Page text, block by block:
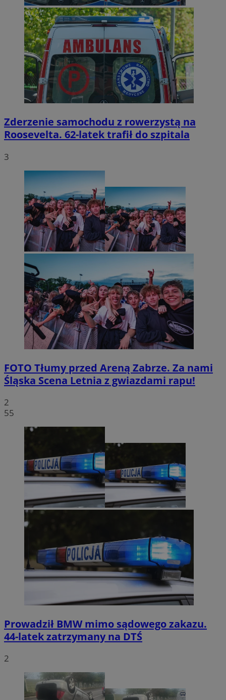
Zderzenie samochodu z rowerzystą na
Roosevelta. 62-latek trafił do szpitala
3
FOTO Tłumy przed Areną Zabrze. Za nami
Śląska Scena Letnia z gwiazdami rapu!
2
55
Prowadził BMW mimo sądowego zakazu.
44-latek zatrzymany na DTŚ
2